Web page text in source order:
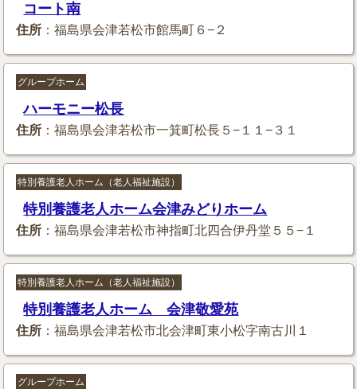
コート南
住所 ：福島県会津若松市館馬町６−２
グループホーム
ハーモニー松長
住所 ：福島県会津若松市一箕町松長５−１１−３１
特別養護老人ホーム（老人福祉施設）
特別養護老人ホーム会津みどりホーム
住所 ：福島県会津若松市神指町北四合伊丹堂５５−１
特別養護老人ホーム（老人福祉施設）
特別養護老人ホーム 会津敬愛苑
住所 ：福島県会津若松市北会津町東小松字南古川１
グループホーム